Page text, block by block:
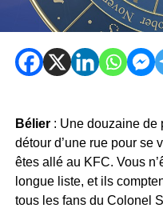
Bélier: Une douzaine de
détour d’une rue pour se
êtes allé au KFC. Vous
longue liste, et ils
tous les fans du Colonel